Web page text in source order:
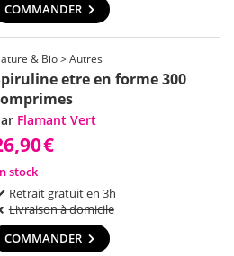
COMMANDER
& Bio > Autres
etre en forme 300
Flamant Vert
€
stock
Retrait gratuit en 3h
Livraison à domicile
COMMANDER